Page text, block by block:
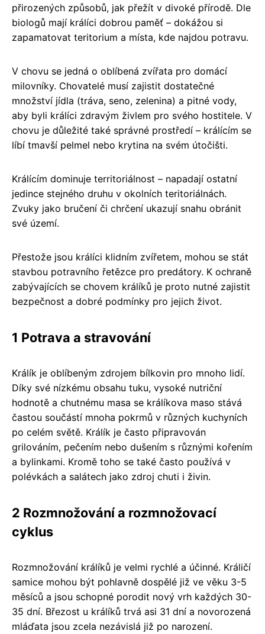
přirozených způsobů, jak přežít v divoké přírodě. Dle
biologů mají králíci dobrou paměť – dokážou si
zapamatovat teritorium a místa, kde najdou potravu.
V chovu se jedná o oblíbená zvířata pro domácí
milovníky. Chovatelé musí zajistit dostatečné
množství jídla (tráva, seno, zelenina) a pitné vody,
aby byli králíci zdravým živlem pro svého hostitele. V
chovu je důležité také správné prostředí – králícím se
líbí tmavší pelmel nebo krytina na svém útočišti.
Králícím dominuje territoriálnost – napadají ostatní
jedince stejného druhu v okolních teritoriálnách.
Zvuky jako bručení či chrčení ukazují snahu obránit
své území.
Přestože jsou králíci klidním zvířetem, mohou se stát
stavbou potravního řetězce pro predátory. K ochraně
zabývajících se chovem králíků je proto nutné zajistit
bezpečnost a dobré podmínky pro jejich život.
1 Potrava a stravování
Králík je oblíbeným zdrojem bílkovin pro mnoho lidí.
Díky své nízkému obsahu tuku, vysoké nutriční
hodnotě a chutnému masa se králíkova maso stává
častou součástí mnoha pokrmů v různých kuchyních
po celém světě. Králík je často připravován
grilováním, pečením nebo dušením s různými kořením
a bylinkami. Kromě toho se také často používá v
polévkách a salátech jako zdroj chuti i živin.
2 Rozmnožování a rozmnožovací
cyklus
Rozmnožování králíků je velmi rychlé a účinné. Králičí
samice mohou být pohlavně dospělé již ve věku 3-5
měsíců a jsou schopné porodit nový vrh každých 30-
35 dní. Březost u králíků trvá asi 31 dní a novorozená
mláďata jsou zcela nezávislá již po narození.